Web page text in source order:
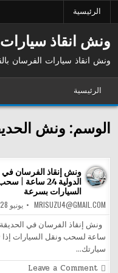
الرئيسية
ونش انقاذ سيارات
ونش انقاذ سيارات الفرسان بالقاهرة
الرئيسية
الوسم: ونش
ونش إنقاذ الفرسان في
الدولية 24 ساعة
السيارات بسرعة
MRISUZU4@GMAIL.COM يونيو 28, 2026
ساعة لسحب ونقل السيارات
سيارتك…
Leave a Comment